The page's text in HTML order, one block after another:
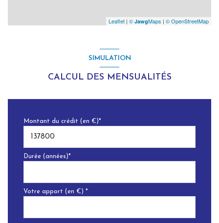
Leaflet | © JawgMaps | © OpenStreetMap
SIMULATION
CALCUL DES MENSUALITÉS
Montant du crédit (en €)*
Durée (années)*
Votre apport (en €) *